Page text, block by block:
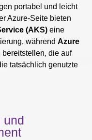
portabel und leicht
Azure-Seite bieten
(AKS) eine
während Azure
die auf
tatsächlich genutzte
und